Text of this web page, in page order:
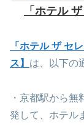
「ホテル
「ホテル ザ セ
ス】 は、以下の
・京都駅から
発して、ホテル